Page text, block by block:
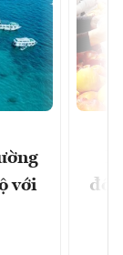
với